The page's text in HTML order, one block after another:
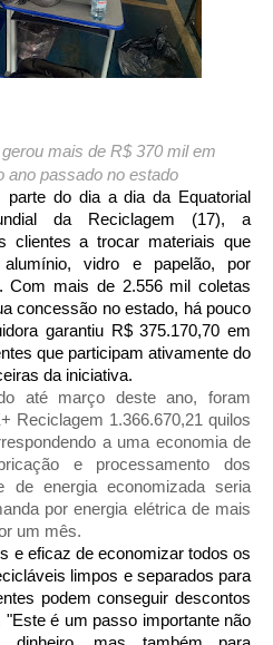
mais de R$ 370 mil em
ano passado no estado
parte do dia a dia da Equatorial
da Reciclagem (17), a
clientes a trocar materiais que
vidro e papelão, por
Com mais de 2.556 mil coletas
concessão no estado, há pouco
garantiu R$ 375.170,70 em
que participam ativamente do
da iniciativa.
até março deste ano, foram
Reciclagem 1.366.670,21 quilos
a uma economia de
e processamento dos
de energia economizada seria
por energia elétrica de mais
um mês.
e eficaz de economizar todos os
limpos e separados para
podem conseguir descontos
é um passo importante não